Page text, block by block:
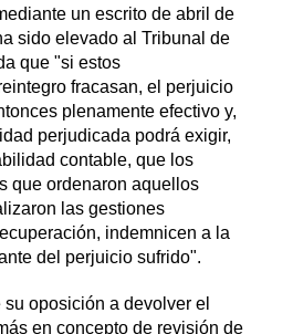
un escrito de abril de
sido elevado al Tribunal de
que "si estos
fracasan, el perjuicio
plenamente efectivo y,
perjudicada podrá exigir,
contable, que los
que ordenaron aquellos
las gestiones
indemnicen a la
del perjuicio sufrido".
oposición a devolver el
en concepto de revisión de